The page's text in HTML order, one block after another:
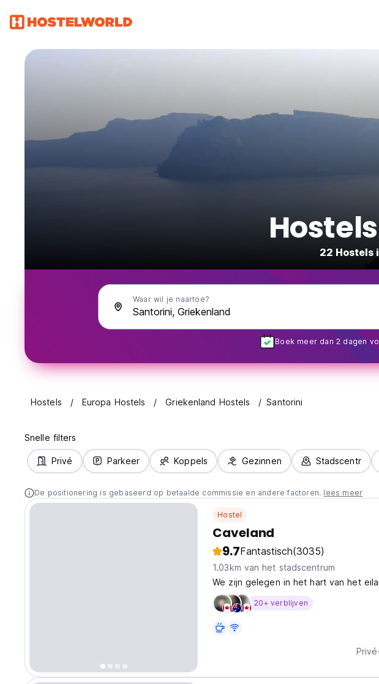
22 Hostels
Waar wil je naartoe?
Boek meer dan 2 dagen
Hostels Europa Hostels Griekenland Hostels Santorini
Snelle filters
Privé Parkeer Koppels Gezinnen Stadscentr
De positionering is gebaseerd op betaalde commissie en andere factoren. lees meer
Hostel
Caveland
9.7Fantastisch(3035)
1.03km van het stadscentrum
We zijn gelegen in het hart van het
20+ verblijven